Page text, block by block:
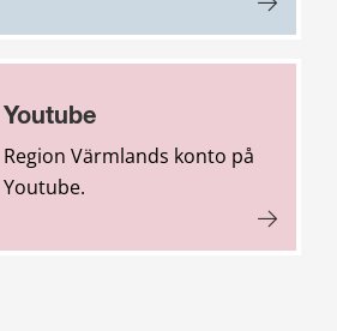
Youtube
Region Värmlands konto på
Youtube.